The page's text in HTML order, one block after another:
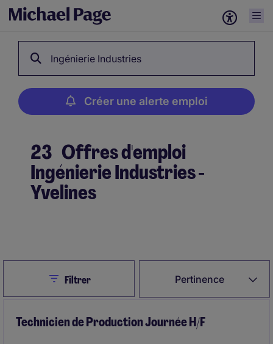
Ingénierie Industries
Créer une alerte emploi
23 Offres d'emploi
Ingénierie Industries -
Yvelines
Pertinence
CloseFiltrer
Technicien de Production Journée H/F